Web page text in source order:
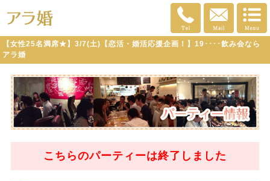
【女性25名満席★】3/7(土)【恋活・婚活応援企画！】19････飲み会なら
アラ婚
こちらのパーティーは終了 しました